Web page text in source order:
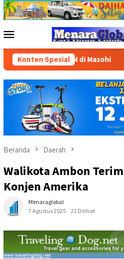
Loncat
ke
Mobile
Konten Spesial
BBM di Masohi Bandara
Beranda Daerah
Walikota Ambon
Konjen Amerika
Menaraglobal
7 Agustus 2025
23 Dilihat